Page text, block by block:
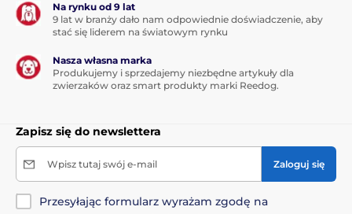
Na rynku od 9 lat
9 lat w branży dało nam odpowiednie doświadczenie, aby
stać się liderem na światowym rynku
Nasza własna marka
Produkujemy i sprzedajemy niezbędne artykuły dla
zwierzaków oraz smart produkty marki Reedog.
Zapisz się do newslettera
Wpisz tutaj swój e-mail Zaloguj się
Przesyłając formularz wyrażam zgodę na